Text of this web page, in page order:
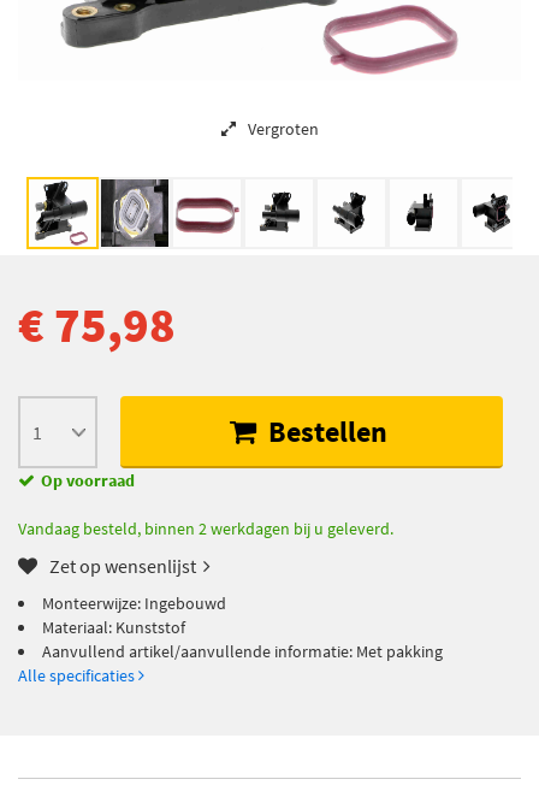
Vergroten
€ 75,98
Bestellen
Op voorraad
Vandaag besteld, binnen 2 werkdagen bij u geleverd.
Zet op wensenlijst
Monteerwijze: Ingebouwd
Materiaal: Kunststof
Aanvullend artikel/aanvullende informatie: Met pakking
Alle specificaties